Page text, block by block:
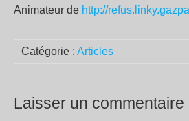
Animateur de http://
Catégorie : Articles
Laisser un commentaire